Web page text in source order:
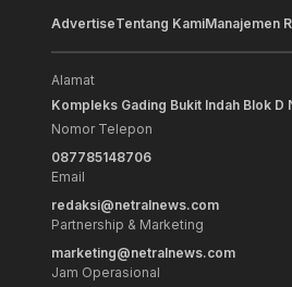
AdvertiseTentang KamiManajemen
Alamat
Kompleks Gading Bukit Indah Blok D
Nomor Telepon
087785148706
Email
redaksi@netralnews.com
Partnership & Marketing
marketing@netralnews.com
Jam Operasional